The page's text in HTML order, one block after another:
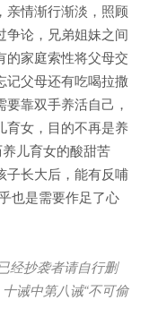
亲情渐行渐淡，照顾
争论，兄弟姐妹之间
的家庭索性将父母交
记父母还有吃喝拉撒
靠双手养活自己，
育女，目的不再是养
儿育女的酸甜苦
子长大后，能有反哺
也是需要作足了心
经抄袭者请自行删
诫中第八诫“不可偷